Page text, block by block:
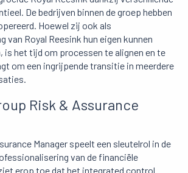
De bedrijven binnen de groep hebben
Hoewel zij ook als
van Royal Reesink hun eigen kunnen
is het tijd om processen te alignen en te
om een ingrijpende transitie in meerdere
Risk & Assurance
Manager speelt een sleutelrol in de
van de financiële
erop toe dat het integrated control